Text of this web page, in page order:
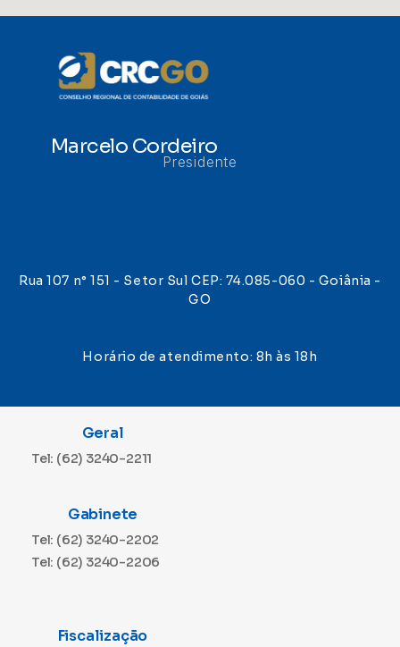
Marcelo Cordeiro
Presidente
Rua 107 n° 151 - Setor Sul CEP: 74.085-060 - Goiânia -
GO
Horário de atendimento: 8h às 18h
Geral
Tel: (62) 3240-2211
Gabinete
Tel: (62) 3240-2202
Tel: (62) 3240-2206
Fiscalização